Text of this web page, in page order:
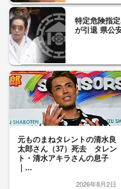
特定危険指
が引退 県公
元ものまねタレントの清水良
太郎さん（37）死去 タレン
ト・清水アキラさんの息子
｜...
2026年8月2日